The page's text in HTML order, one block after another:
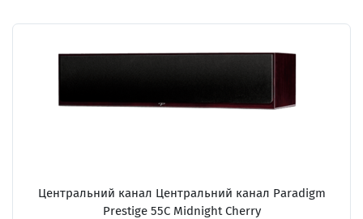
Центральний канал Центральний канал Paradigm
Prestige 55C Midnight Cherry